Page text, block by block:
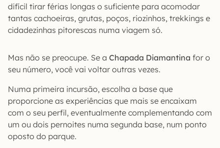
difícil tirar férias longas o suficiente para acomodar
tantas cachoeiras, grutas, poços, riozinhos, trekkings e
cidadezinhas pitorescas numa viagem só.
Mas não se preocupe. Se a Chapada Diamantina for o
seu número, você vai voltar outras vezes.
Numa primeira incursão, escolha a base que
proporcione as experiências que mais se encaixam
com o seu perfil, eventualmente complementando com
um ou dois pernoites numa segunda base, num ponto
oposto do parque.